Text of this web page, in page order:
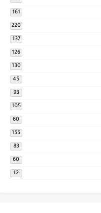
161
220
137
126
130
45
93
105
60
155
83
60
12